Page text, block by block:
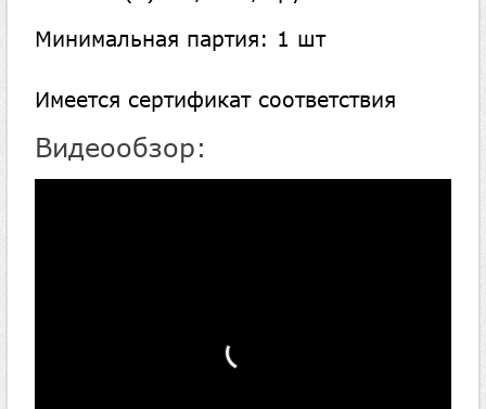
Минимальная партия: 1 шт
Имеется сертификат соответствия
Видеообзор: